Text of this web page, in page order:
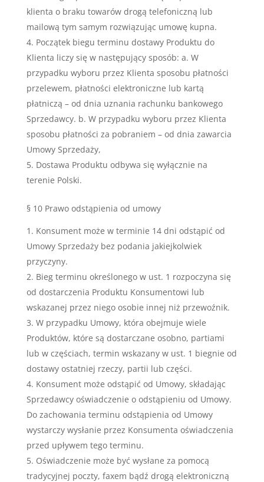
klienta o braku towarów drogą telefoniczną lub
mailową tym samym rozwiązując umowę kupna.
Początek biegu terminu dostawy Produktu do
Klienta liczy się w następujący sposób: a. W
przypadku wyboru przez Klienta sposobu płatności
przelewem, płatności elektroniczne lub kartą
płatniczą – od dnia uznania rachunku bankowego
Sprzedawcy. b. W przypadku wyboru przez Klienta
sposobu płatności za pobraniem – od dnia zawarcia
Umowy Sprzedaży,
Dostawa Produktu odbywa się wyłącznie na
terenie Polski.
§ 10 Prawo odstąpienia od umowy
Konsument może w terminie 14 dni odstąpić od
Umowy Sprzedaży bez podania jakiejkolwiek
przyczyny.
Bieg terminu określonego w ust. 1 rozpoczyna się
od dostarczenia Produktu Konsumentowi lub
wskazanej przez niego osobie innej niż przewoźnik.
W przypadku Umowy, która obejmuje wiele
Produktów, które są dostarczane osobno, partiami
lub w częściach, termin wskazany w ust. 1 biegnie od
dostawy ostatniej rzeczy, partii lub części.
Konsument może odstąpić od Umowy, składając
Sprzedawcy oświadczenie o odstąpieniu od Umowy.
Do zachowania terminu odstąpienia od Umowy
wystarczy wysłanie przez Konsumenta oświadczenia
przed upływem tego terminu.
Oświadczenie może być wysłane za pomocą
tradycyjnej poczty, faxem bądź drogą elektroniczną